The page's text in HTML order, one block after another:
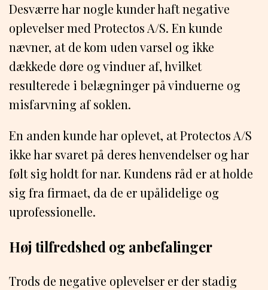
Desværre har nogle kunder haft negative
oplevelser med Protectos A/S. En kunde
nævner, at de kom uden varsel og ikke
dækkede døre og vinduer af, hvilket
resulterede i belægninger på vinduerne og
misfarvning af soklen.
En anden kunde har oplevet, at Protectos A/S
ikke har svaret på deres henvendelser og har
følt sig holdt for nar. Kundens råd er at holde
sig fra firmaet, da de er upålidelige og
uprofessionelle.
Høj tilfredshed og anbefalinger
Trods de negative oplevelser er der stadig